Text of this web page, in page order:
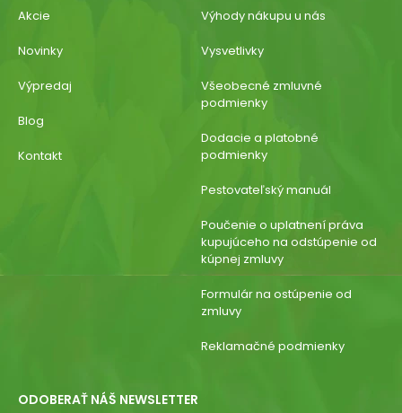
Akcie
Novinky
Výpredaj
Blog
Kontakt
Výhody nákupu u nás
Vysvetlivky
Všeobecné zmluvné
podmienky
Dodacie a platobné
podmienky
Pestovateľský manuál
Poučenie o uplatnení práva
kupujúceho na odstúpenie od
kúpnej zmluvy
Formulár na ostúpenie od
zmluvy
Reklamačné podmienky
ODOBERAŤ NÁŠ NEWSLETTER